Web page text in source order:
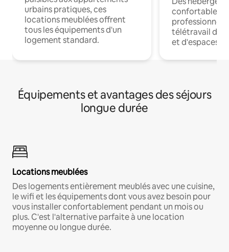
urbains pratiques, ces
locations meublées offrent
tous les équipements d'un
logement standard.
confortables
professionnels
télétravail
et d'espaces
Équipements et avantages des séjours
longue durée
Locations meublées
Des logements entièrement meublés avec une cuisine,
le wifi et les équipements dont vous avez besoin pour
vous installer confortablement pendant un mois ou
plus. C'est l'alternative parfaite à une location
moyenne ou longue durée.